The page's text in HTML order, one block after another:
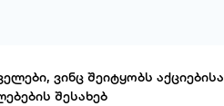
ვინც შეიტყობს აქციებისა
შესახებ